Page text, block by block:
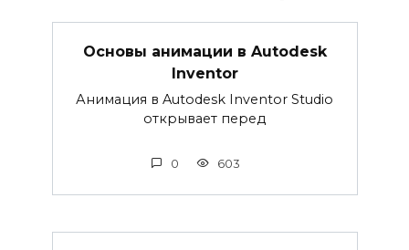
Основы анимации в Autodesk
Inventor
Анимация в Autodesk Inventor Studio
открывает перед
0 603